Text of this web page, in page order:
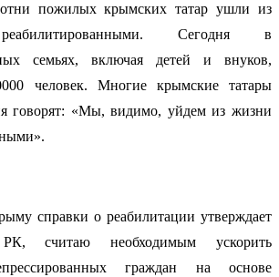
пожилых крымских татар ушли из
Сегодня в
семьях, включая детей и внуков,
человек. Многие крымские татары
говорят: «Мы, видимо, уйдем из жизни
справки о реабилитации утверждает
считаю необходимым ускорить
граждан на основе